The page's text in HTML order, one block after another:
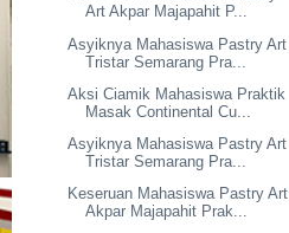
Art Akpar Majapahit P...
Asyiknya Mahasiswa Pastry Art
Tristar Semarang Pra...
Aksi Ciamik Mahasiswa Praktik
Masak Continental Cu...
Asyiknya Mahasiswa Pastry Art
Tristar Semarang Pra...
Keseruan Mahasiswa Pastry Art
Akpar Majapahit Prak...